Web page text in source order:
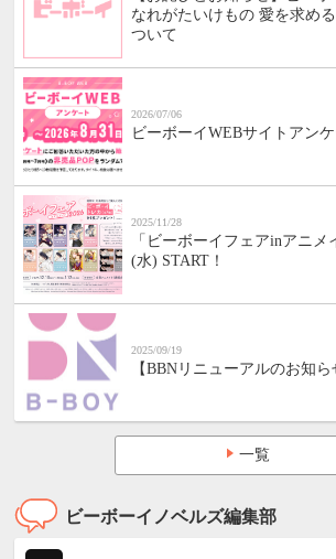
なれがたいけもの 愛を求め
ついて
2026/07/06
ビーボーイWEBサイトアンケ
2025/11/28
「ビーボーイフェアinアニメ
(水) START！
2025/09/19
【BBNリニューアルのお知ら
一覧
ビーボーイノベルズ編集部